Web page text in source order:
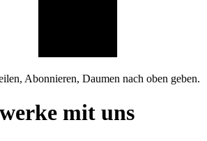
Abonnieren, Daumen nach oben geben.
mit uns